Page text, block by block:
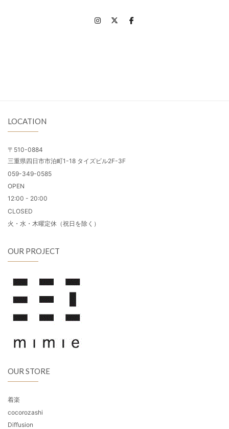
LOCATION
〒510-0884
三重県四日市市泊町1-18 タイズビル2F-3F
059-349-0585
OPEN
12:00 - 20:00
CLOSED
火・水・木曜定休（祝日を除く）
OUR PROJECT
OUR STORE
着楽
cocorozashi
Diffusion